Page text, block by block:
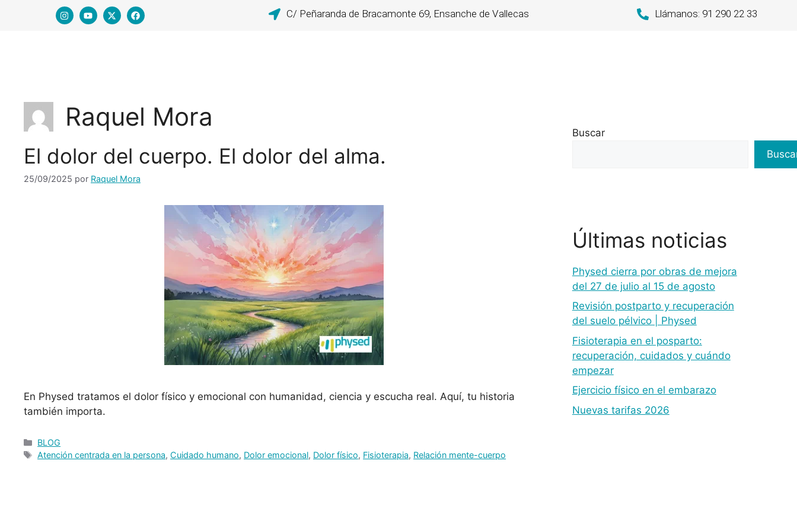
C/ Peñaranda de Bracamonte 69, Ensanche de Vallecas Llámanos: 91 290 22 33
Raquel Mora
El dolor del cuerpo. El dolor del alma.
25/09/2025 por Raquel Mora
En Physed tratamos el dolor físico y emocional con humanidad, ciencia y escucha real. Aquí, tu historia
también importa.
BLOG
Atención centrada en la persona, Cuidado humano, Dolor emocional, Dolor físico, Fisioterapia, Relación mente-cuerpo
Buscar
Últimas noticias
Physed cierra por obras de mejora
del 27 de julio al 15 de agosto
Revisión postparto y recuperación
del suelo pélvico | Physed
Fisioterapia en el posparto:
recuperación, cuidados y cuándo
empezar
Ejercicio físico en el embarazo
Nuevas tarifas 2026